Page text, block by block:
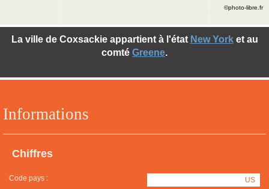
Informations
Chiffres
Code pays : US
La ville de Coxsackie appartient à l'état New Yorket au
comté Greene.
©photo-libre.fr